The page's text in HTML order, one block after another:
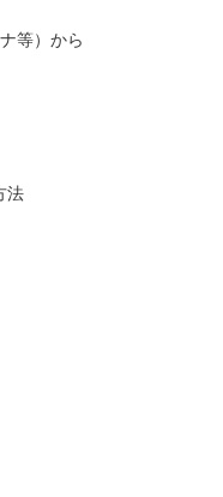
等）から
法